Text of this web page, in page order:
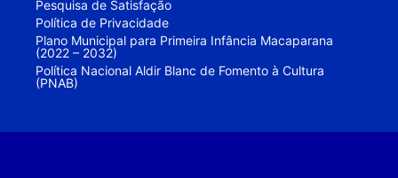
Pesquisa de Satisfação
Política de Privacidade
Plano Municipal para Primeira Infância Macaparana
(2022 – 2032)
Política Nacional Aldir Blanc de Fomento à Cultura
(PNAB)